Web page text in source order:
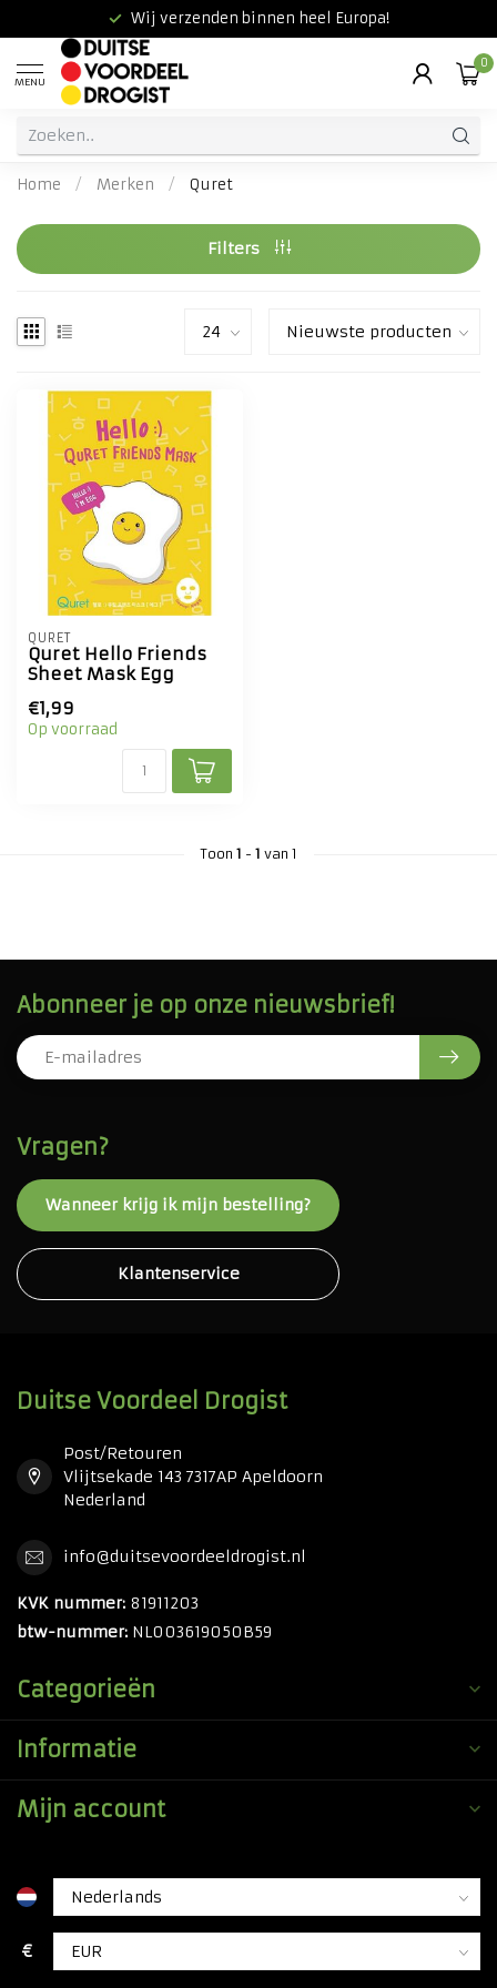
Wij verzenden binnen heel Europa!
MENU
0
Home / Merken / Quret
Filters
QURET
Quret Hello Friends
Sheet Mask Egg
€1,99
Op voorraad
Toon 1 - 1 van 1
Vragen?
Wanneer krijg ik mijn bestelling?
Klantenservice
Abonneer je op onze nieuwsbrief!
Duitse Voordeel Drogist
Post/Retouren
Vlijtsekade 143 7317AP Apeldoorn
Nederland
info@duitsevoordeeldrogist.nl
KVK nummer: 81911203
btw-nummer: NL003619050B59
Categorieën
Informatie
Mijn account
€